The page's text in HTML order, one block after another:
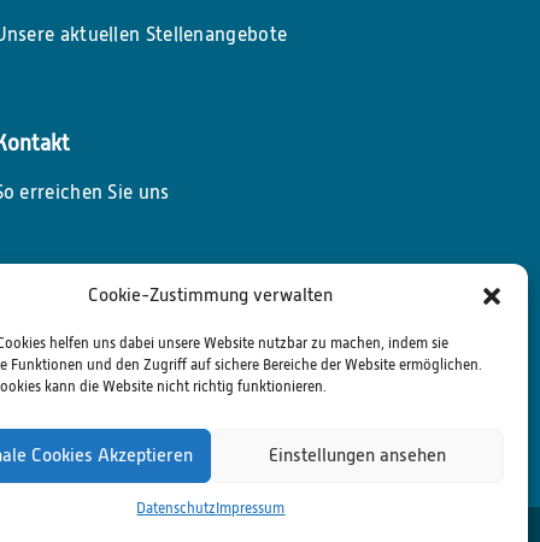
Cookie-Zustimmung verwalten
helfen uns dabei unsere Website nutzbar zu machen, indem sie
Funktionen und den Zugriff auf sichere Bereiche der Website ermöglichen.
kann die Website nicht richtig funktionieren.
Cookies Akzeptieren Einstellungen ansehen
Datenschutz Impressum
aktuellen Stellenangebote
erreichen Sie uns